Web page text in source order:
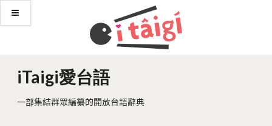
iTaigi愛台語
一部集結群眾編纂的開放台語辭典